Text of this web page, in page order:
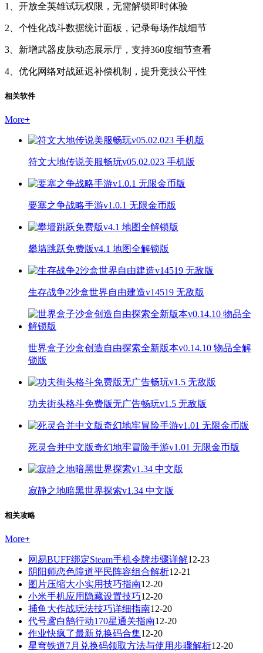
1、开放全英雄试玩权限，无需解锁即时体验
2、个性化战斗数据统计面板，记录每场作战细节
3、新增武器皮肤动态展示厅，支持360度细节查看
4、优化网络对战延迟补偿机制，提升竞技公平性
相关软件
More+
符文大地传说美服畅玩v05.02.023 手机版
要塞之争战略手游v1.0.1 无限金币版
攀墙跳跃免费版v4.1 地图全解锁版
生存战争2沙盒世界自由建造v14519 无敌版
世界盒子沙盒创造自由探索全新版本v0.14.10 物品全解
锁版
功夫街头格斗免费版无广告畅玩v1.5 无敌版
死灵合并中文版奇幻地牢冒险手游v1.01 无限金币版
寂静之地暗黑世界探索v1.34 中文版
相关攻略
More+
网易BUFF绑定Steam手机令牌步骤详解12-23
阴阳师恋色障道平民阵容组合解析12-21
图片压缩大小实用技巧指南12-20
小米手机应用隐藏设置技巧12-20
捕鱼大作战玩法技巧详细指南12-20
代号鸢白鹄行动170星通关指南12-20
作业快疯了最新兑换码合集12-20
星穹铁道7月兑换码领取方法与使用步骤解析12-20